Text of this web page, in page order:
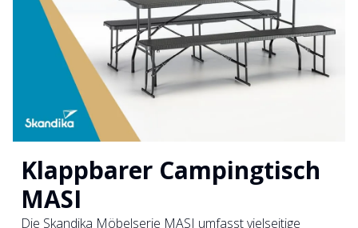
Klappbarer Campingtisch
MASI
Die Skandika Möbelserie MASI umfasst vielseitige